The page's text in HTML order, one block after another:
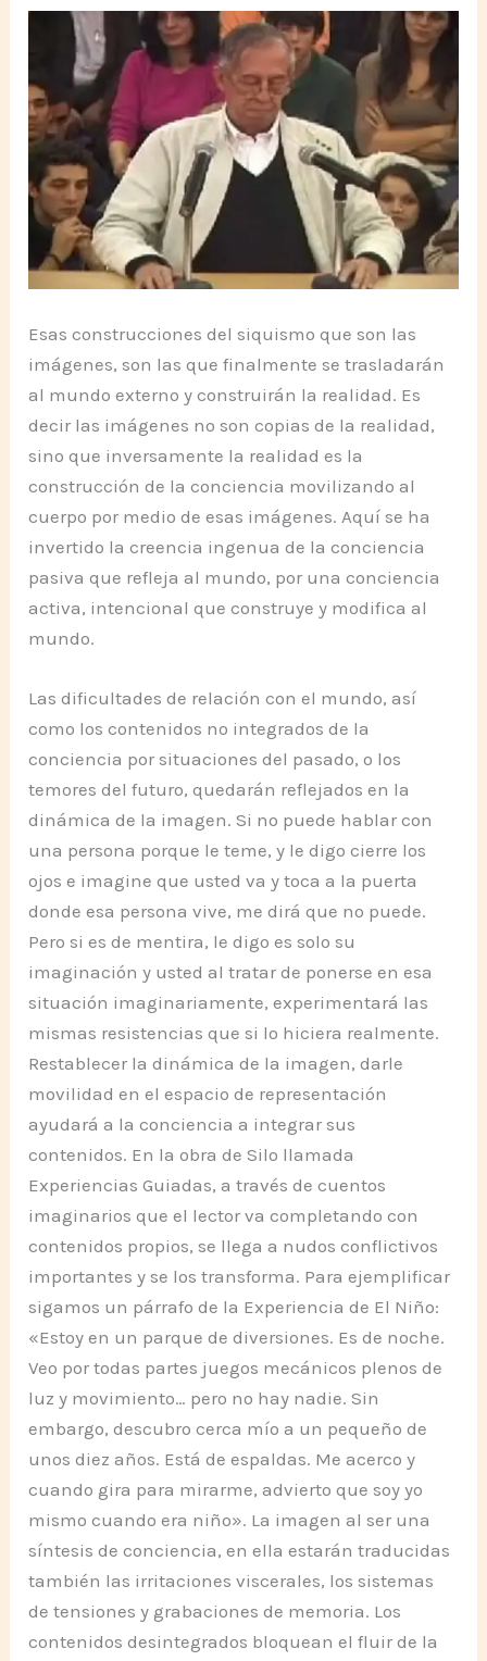
Esas construcciones del siquismo que son las
imágenes, son las que finalmente se trasladarán
al mundo externo y construirán la realidad. Es
decir las imágenes no son copias de la realidad,
sino que inversamente la realidad es la
construcción de la conciencia movilizando al
cuerpo por medio de esas imágenes. Aquí se ha
invertido la creencia ingenua de la conciencia
pasiva que refleja al mundo, por una conciencia
activa, intencional que construye y modifica al
mundo.
Las dificultades de relación con el mundo, así
como los contenidos no integrados de la
conciencia por situaciones del pasado, o los
temores del futuro, quedarán reflejados en la
dinámica de la imagen. Si no puede hablar con
una persona porque le teme, y le digo cierre los
ojos e imagine que usted va y toca a la puerta
donde esa persona vive, me dirá que no puede.
Pero si es de mentira, le digo es solo su
imaginación y usted al tratar de ponerse en esa
situación imaginariamente, experimentará las
mismas resistencias que si lo hiciera realmente.
Restablecer la dinámica de la imagen, darle
movilidad en el espacio de representación
ayudará a la conciencia a integrar sus
contenidos. En la obra de Silo llamada
Experiencias Guiadas, a través de cuentos
imaginarios que el lector va completando con
contenidos propios, se llega a nudos conflictivos
importantes y se los transforma. Para ejemplificar
sigamos un párrafo de la Experiencia de El Niño:
«Estoy en un parque de diversiones. Es de noche.
Veo por todas partes juegos mecánicos plenos de
luz y movimiento… pero no hay nadie. Sin
embargo, descubro cerca mío a un pequeño de
unos diez años. Está de espaldas. Me acerco y
cuando gira para mirarme, advierto que soy yo
mismo cuando era niño». La imagen al ser una
síntesis de conciencia, en ella estarán traducidas
también las irritaciones viscerales, los sistemas
de tensiones y grabaciones de memoria. Los
contenidos desintegrados bloquean el fluir de la